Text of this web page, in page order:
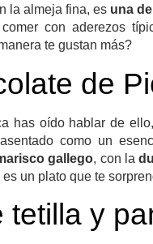
la almeja fina, es una
con aderezos
te gustan más?
de
has oído hablar de
como un
gallego, con la
un plato que te
y